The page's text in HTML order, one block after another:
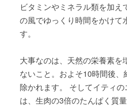
ビタミンやミネラル類を加え
の風でゆっくり時間をかけて
す。
大事なのは、天然の栄養素を
ないこと。およそ10時間後、
除かれます。 そしてイティ
は、生肉の3倍のたんぱく質